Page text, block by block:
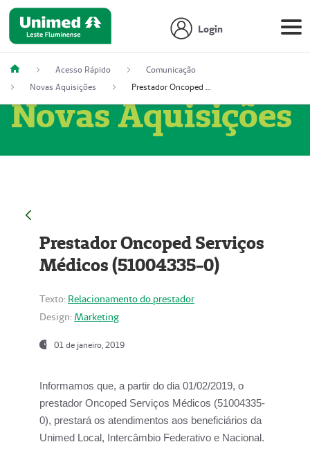
Login
Acesso Rápido
Comunicação
Novas Aquisições
Prestador Oncoped Serviços Médicos (51004335-0)
Novas Aquisições
Prestador Oncoped Serviços
Médicos (51004335-0)
Texto: Relacionamento do prestador
Design: Marketing
01 de janeiro, 2019
Informamos que, a partir do dia 01/02/2019, o
prestador Oncoped Serviços Médicos (51004335-
0), prestará os atendimentos aos beneficiários da
Unimed Local, Intercâmbio Federativo e Nacional.